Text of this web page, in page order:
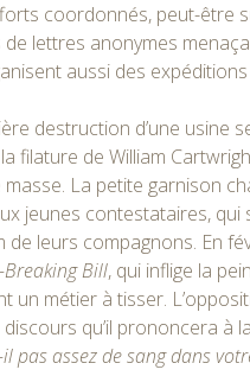
coordonnés, peut-être
de lettres anonymes
aussi des
destruction d’une usine
filature de William
La petite garnison
jeunes contestataires,
de leurs compagnons. En
Bill, qui inflige la
un métier à tisser.
qu’il prononcera à
il pas assez de sang dans